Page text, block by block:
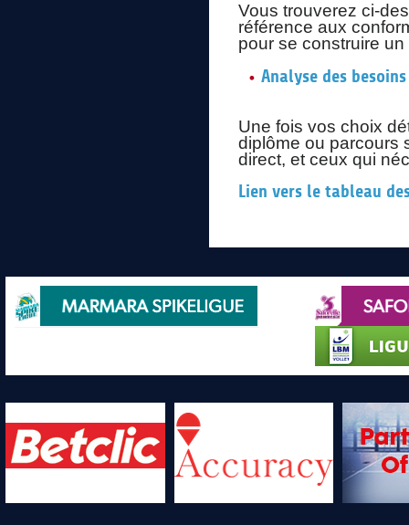
Vous trouverez ci-
référence aux
pour se construire
Analyse des
Une fois vos choix
diplôme ou parcours
direct, et ceux qui
Lien vers le tableau des